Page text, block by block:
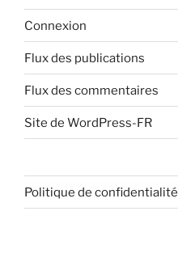
Connexion
Flux des publications
Flux des commentaires
Site de WordPress-FR
Politique de confidentialité